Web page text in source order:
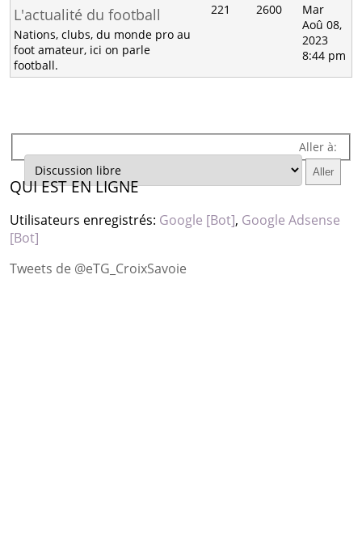
L'actualité du football
Nations, clubs, du monde pro au
foot amateur, ici on parle
football.
221 2600
Mar
Aoû 08,
2023
8:44 pm
Aller à:
QUI EST EN LIGNE
Utilisateurs enregistrés: Google [Bot], Google Adsense
[Bot]
Tweets de @eTG_CroixSavoie